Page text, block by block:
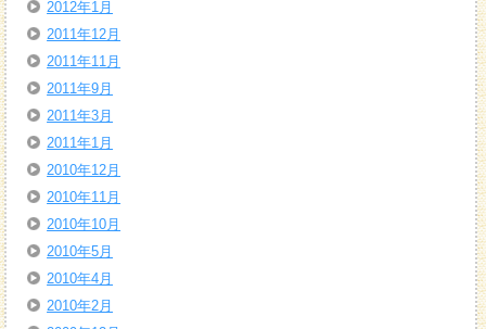
2012年1月
2011年12月
2011年11月
2011年9月
2011年3月
2011年1月
2010年12月
2010年11月
2010年10月
2010年5月
2010年4月
2010年2月